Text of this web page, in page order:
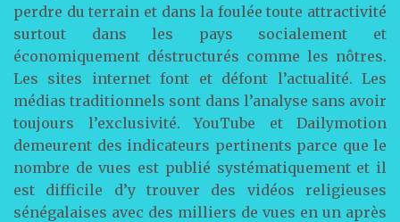
perdre du terrain et dans la foulée toute attractivité
surtout dans les pays socialement et
économiquement déstructurés comme les nôtres.
Les sites internet font et défont l’actualité. Les
médias traditionnels sont dans l’analyse sans avoir
toujours l’exclusivité. YouTube et Dailymotion
demeurent des indicateurs pertinents parce que le
nombre de vues est publié systématiquement et il
est difficile d’y trouver des vidéos religieuses
sénégalaises avec des milliers de vues en un après